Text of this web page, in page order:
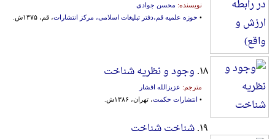
نویسنده: محسن جوادی
• حوزه علمیه قم،دفتر تبلیغات‌ ‌اسلامی‌، مرکز ‌انتشار‌ات‌، قم، ۱۳۷۵ش.
۱۸. وجود و نظریه شناخت
مترجم: عزیزالله افشار
• انتشارات حکمت، تهران، ۱۳۸۶ش.
۱۹. شناخت شناخت